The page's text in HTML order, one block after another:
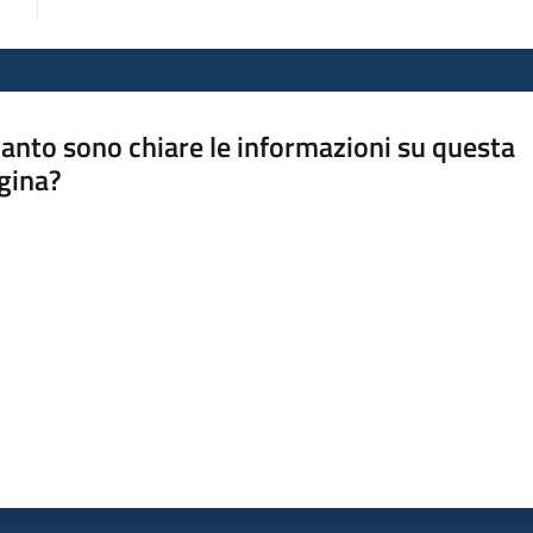
sono chiare le informazioni su questa